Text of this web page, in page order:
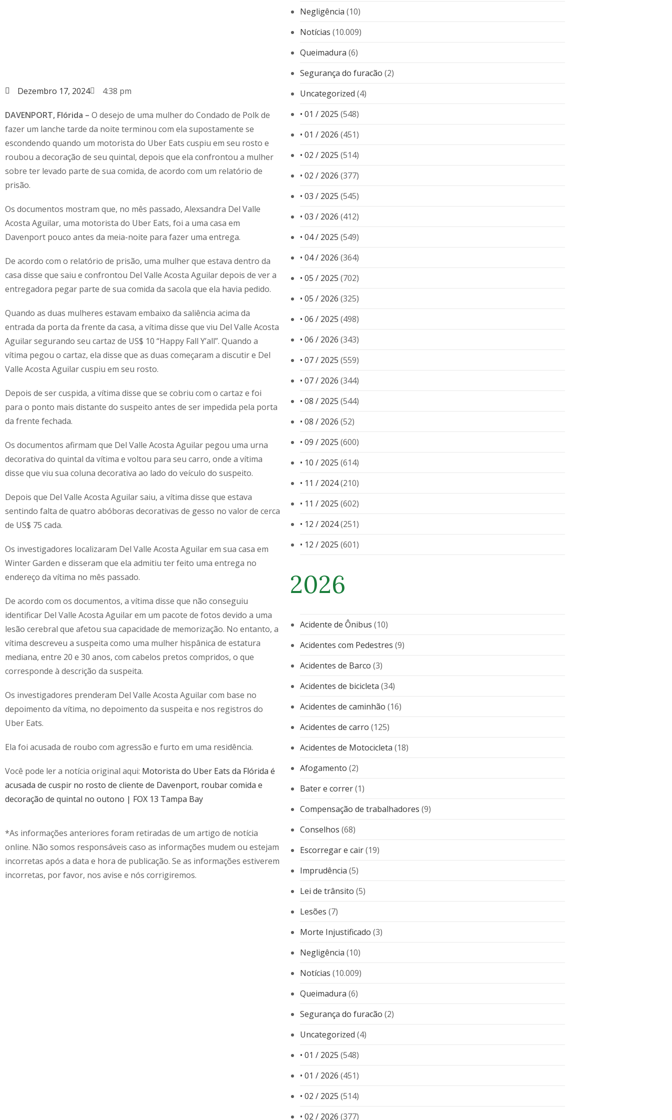
Dezembro 17, 2024 4:38 pm
DAVENPORT, Flórida – O desejo de uma mulher do Condado de Polk de
fazer um lanche tarde da noite terminou com ela supostamente se
escondendo quando um motorista do Uber Eats cuspiu em seu rosto e
roubou a decoração de seu quintal, depois que ela confrontou a mulher
sobre ter levado parte de sua comida, de acordo com um relatório de
prisão.
Os documentos mostram que, no mês passado, Alexsandra Del Valle
Acosta Aguilar, uma motorista do Uber Eats, foi a uma casa em
Davenport pouco antes da meia-noite para fazer uma entrega.
De acordo com o relatório de prisão, uma mulher que estava dentro da
casa disse que saiu e confrontou Del Valle Acosta Aguilar depois de ver a
entregadora pegar parte de sua comida da sacola que ela havia pedido.
Quando as duas mulheres estavam embaixo da saliência acima da
entrada da porta da frente da casa, a vítima disse que viu Del Valle Acosta
Aguilar segurando seu cartaz de US$ 10 “Happy Fall Y’all”. Quando a
vítima pegou o cartaz, ela disse que as duas começaram a discutir e Del
Valle Acosta Aguilar cuspiu em seu rosto.
Depois de ser cuspida, a vítima disse que se cobriu com o cartaz e foi
para o ponto mais distante do suspeito antes de ser impedida pela porta
da frente fechada.
Os documentos afirmam que Del Valle Acosta Aguilar pegou uma urna
decorativa do quintal da vítima e voltou para seu carro, onde a vítima
disse que viu sua coluna decorativa ao lado do veículo do suspeito.
Depois que Del Valle Acosta Aguilar saiu, a vítima disse que estava
sentindo falta de quatro abóboras decorativas de gesso no valor de cerca
de US$ 75 cada.
Os investigadores localizaram Del Valle Acosta Aguilar em sua casa em
Winter Garden e disseram que ela admitiu ter feito uma entrega no
endereço da vítima no mês passado.
De acordo com os documentos, a vítima disse que não conseguiu
identificar Del Valle Acosta Aguilar em um pacote de fotos devido a uma
lesão cerebral que afetou sua capacidade de memorização. No entanto, a
vítima descreveu a suspeita como uma mulher hispânica de estatura
mediana, entre 20 e 30 anos, com cabelos pretos compridos, o que
corresponde à descrição da suspeita.
Os investigadores prenderam Del Valle Acosta Aguilar com base no
depoimento da vítima, no depoimento da suspeita e nos registros do
Uber Eats.
Ela foi acusada de roubo com agressão e furto em uma residência.
Você pode ler a notícia original aqui: Motorista do Uber Eats da Flórida é
acusada de cuspir no rosto de cliente de Davenport, roubar comida e
decoração de quintal no outono | FOX 13 Tampa Bay
*As informações anteriores foram retiradas de um artigo de notícia
online. Não somos responsáveis caso as informações mudem ou estejam
incorretas após a data e hora de publicação. Se as informações estiverem
incorretas, por favor, nos avise e nós corrigiremos.
Negligência (10)
Notícias (10.009)
Queimadura (6)
Segurança do furacão (2)
Uncategorized (4)
• 01 / 2025 (548)
• 01 / 2026 (451)
• 02 / 2025 (514)
• 02 / 2026 (377)
• 03 / 2025 (545)
• 03 / 2026 (412)
• 04 / 2025 (549)
• 04 / 2026 (364)
• 05 / 2025 (702)
• 05 / 2026 (325)
• 06 / 2025 (498)
• 06 / 2026 (343)
• 07 / 2025 (559)
• 07 / 2026 (344)
• 08 / 2025 (544)
• 08 / 2026 (52)
• 09 / 2025 (600)
• 10 / 2025 (614)
• 11 / 2024(210)
• 11 / 2025 (602)
• 12 / 2024(251)
• 12 / 2025 (601)
2026
Acidente de Ônibus (10)
Acidentes com Pedestres (9)
Acidentes de Barco (3)
Acidentes de bicicleta (34)
Acidentes de caminhão (16)
Acidentes de carro (125)
Acidentes de Motocicleta (18)
Afogamento (2)
Bater e correr(1)
Compensação de trabalhadores (9)
Conselhos (68)
Escorregar e cair(19)
Imprudência (5)
Lei de trânsito (5)
Lesões (7)
Morte Injustificado (3)
Negligência (10)
Notícias (10.009)
Queimadura (6)
Segurança do furacão (2)
Uncategorized (4)
• 01 / 2025 (548)
• 01 / 2026 (451)
• 02 / 2025 (514)
• 02 / 2026 (377)